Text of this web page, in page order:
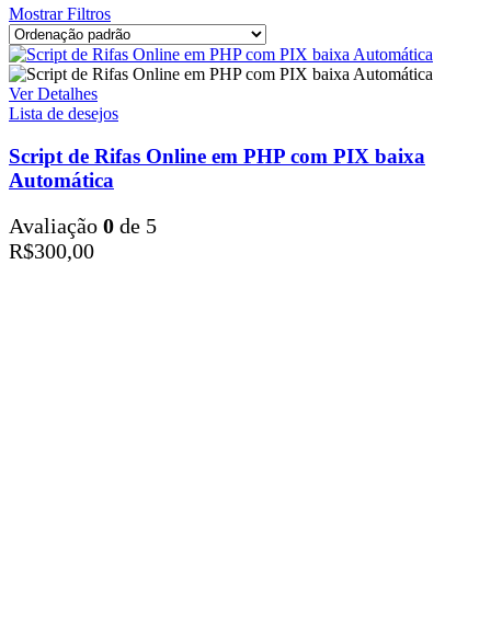
Mostrar Filtros
Ver Detalhes
Lista de desejos
Script de Rifas Online em PHP com PIX baixa
Automática
Avaliação 0 de 5
R$300,00